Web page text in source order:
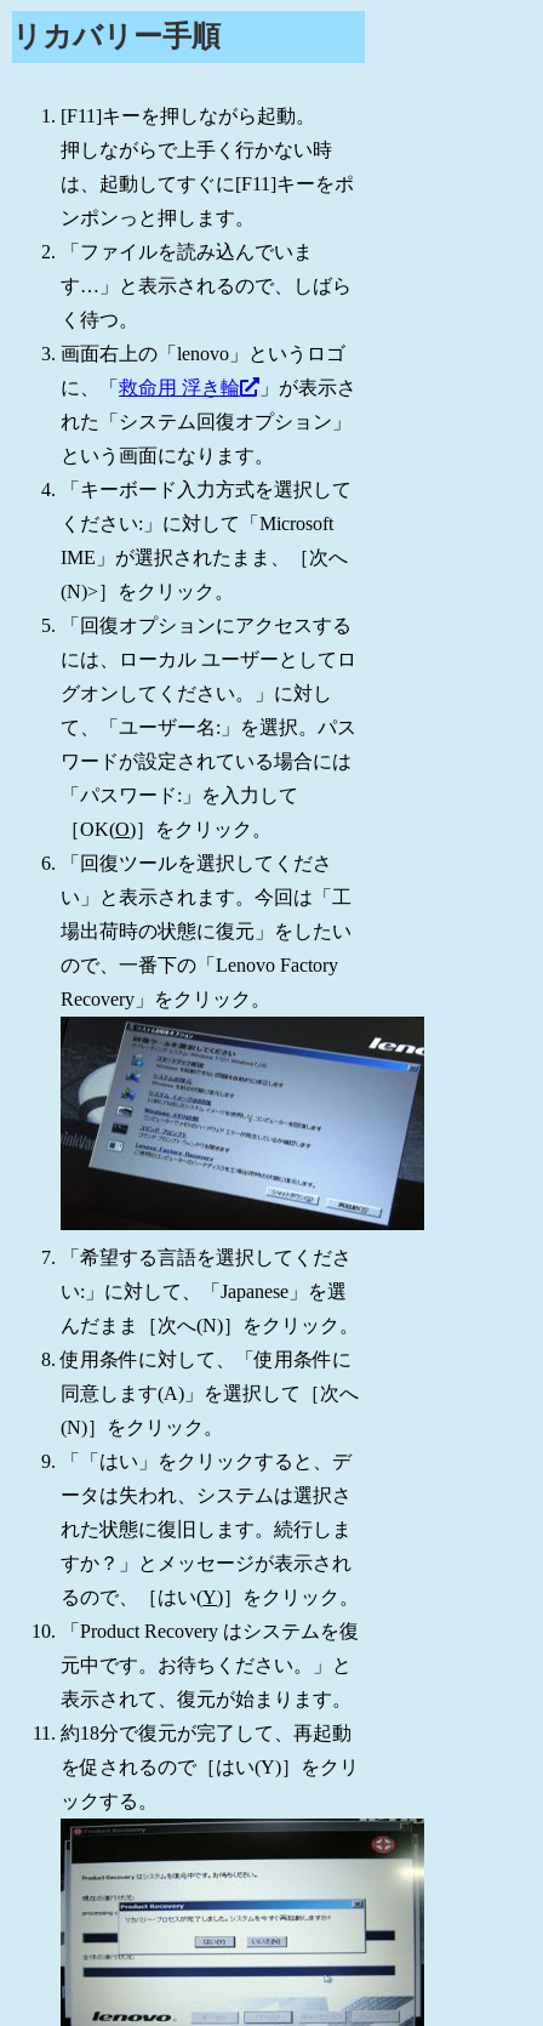
リカバリー手順
[F11]キーを押しながら起動。
押しながらで上手く行かない時
は、起動してすぐに[F11]キーをポ
ンポンっと押します。
「ファイルを読み込んでいま
す…」と表示されるので、しばら
く待つ。
画面右上の「lenovo」というロゴ
に、「救命用 浮き輪
」が表示さ
れた「システム回復オプション」
という画面になります。
「キーボード入力方式を選択して
ください:」に対して「Microsoft
IME」が選択されたまま、［次へ
(N)>］をクリック。
「回復オプションにアクセスする
には、ローカル ユーザーとしてロ
グオンしてください。」に対し
て、「ユーザー名:」を選択。パス
ワードが設定されている場合には
「パスワード:」を入力して
［OK(O)］をクリック。
「回復ツールを選択してくださ
い」と表示されます。今回は「工
場出荷時の状態に復元」をしたい
ので、一番下の「Lenovo Factory
Recovery」をクリック。
「希望する言語を選択してくださ
い:」に対して、「Japanese」を選
んだまま［次へ(N)］をクリック。
使用条件に対して、「使用条件に
同意します(A)」を選択して［次へ
(N)］をクリック。
「「はい」をクリックすると、デ
ータは失われ、システムは選択さ
れた状態に復旧します。続行しま
すか？」とメッセージが表示され
るので、［はい(Y)］をクリック。
「Product Recovery はシステムを復
元中です。お待ちください。」と
表示されて、復元が始まります。
約18分で復元が完了して、再起動
を促されるので［はい(Y)］をクリ
ックする。